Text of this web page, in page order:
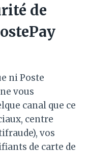
de
ni Poste
vous
canal que ce
centre
vos
de carte de